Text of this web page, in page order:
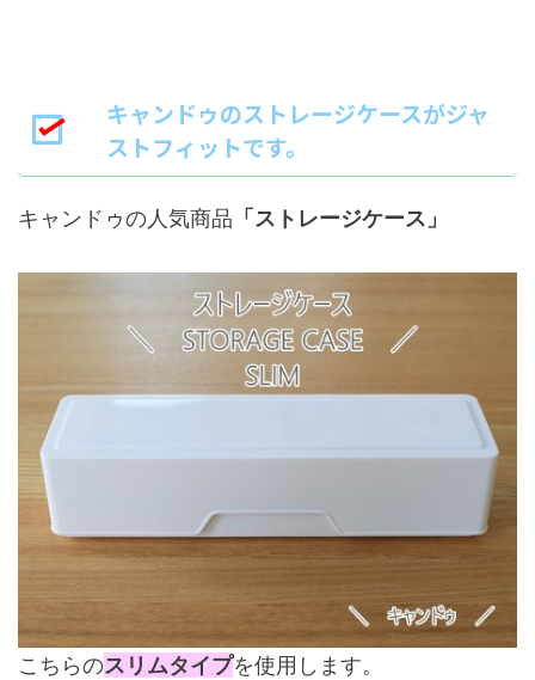
キャンドゥのストレージケースがジャ
ストフィットです。
キャンドゥの人気商品 「ストレージケース」
こちらのスリムタイプを使用します。